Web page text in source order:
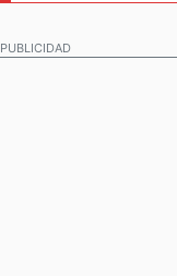
PUBLICIDAD